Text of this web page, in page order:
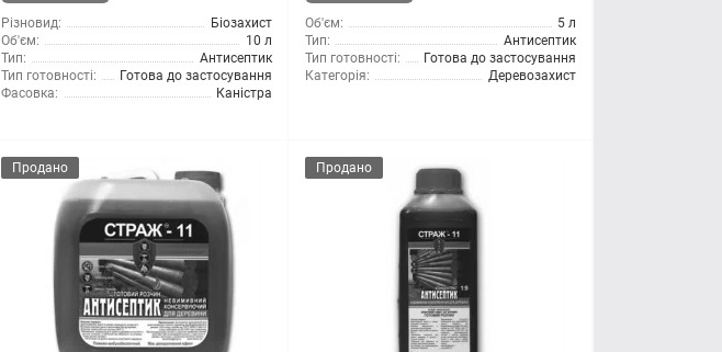
Різновид:
Біозахист
Об'єм:
10 л
Тип:
Антисептик
Тип готовності:
Готова до застосування
Фасовка:
Каністра
Об'єм:
5 л
Тип:
Антисептик
Тип готовності:
Готова до застосування
Категорія:
Деревозахист
Продано Продано